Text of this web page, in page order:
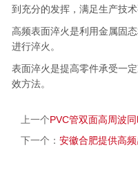
到充分的发挥，满足生产技术
高频表面淬火是利用金属固
进行淬火。
表面淬火是提高零件承受一
效方法。
上一个PVC管双面高周波
下一个： 安徽合肥提供高